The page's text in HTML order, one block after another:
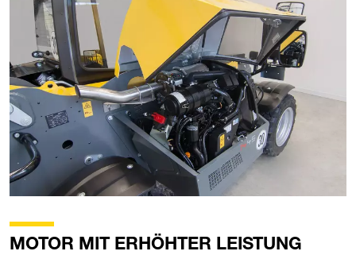
MOTOR MIT ERHÖHTER LEISTUNG